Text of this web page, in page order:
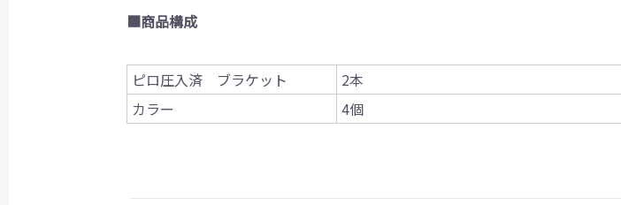
■商品構成
ピロ圧入済 ブラケット
2本
カラー
4個